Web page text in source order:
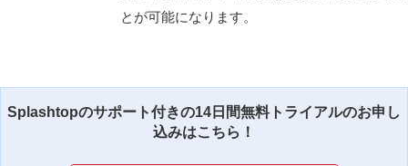
とが可能になります。
Splashtopのサポート付きの14日間無料トライアルのお申し
込みはこちら！